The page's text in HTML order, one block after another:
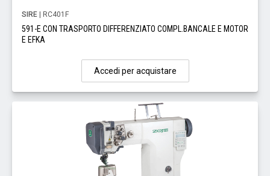
SIRE | RC401F
591-E CON TRASPORTO DIFFERENZIATO COMPL.BANCALE E MOTOR
E EFKA
Accedi per acquistare